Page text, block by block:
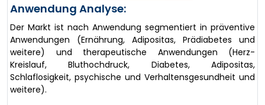
Anwendung Analyse:
Der Markt ist nach Anwendung segmentiert in präventive
Anwendungen (Ernährung, Adipositas, Prädiabetes und
weitere) und therapeutische Anwendungen (Herz-
Kreislauf, Bluthochdruck, Diabetes, Adipositas,
Schlaflosigkeit, psychische und Verhaltensgesundheit und
weitere).